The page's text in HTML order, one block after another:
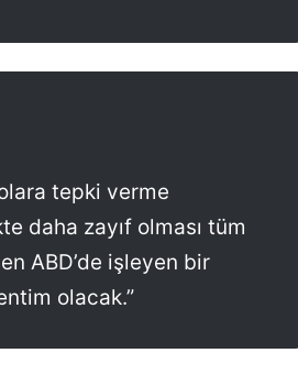
tepki verme
daha zayıf olması tüm
ABD’de işleyen bir
olacak.”